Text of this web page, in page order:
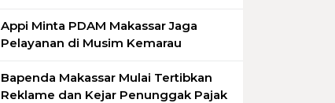
Appi Minta PDAM Makassar Jaga
Pelayanan di Musim Kemarau
Bapenda Makassar Mulai Tertibkan
Reklame dan Kejar Penunggak Pajak